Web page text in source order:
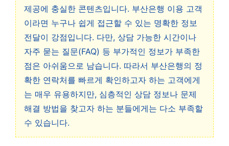
제공에 충실한 콘텐츠입니다. 부산은행 이용 고객
이라면 누구나 쉽게 접근할 수 있는 명확한 정보
전달이 강점입니다. 다만, 상담 가능한 시간이나
자주 묻는 질문(FAQ) 등 부가적인 정보가 부족한
점은 아쉬움으로 남습니다. 따라서 부산은행의 정
확한 연락처를 빠르게 확인하고자 하는 고객에게
는 매우 유용하지만, 심층적인 상담 정보나 문제
해결 방법을 찾고자 하는 분들에게는 다소 부족할
수 있습니다.